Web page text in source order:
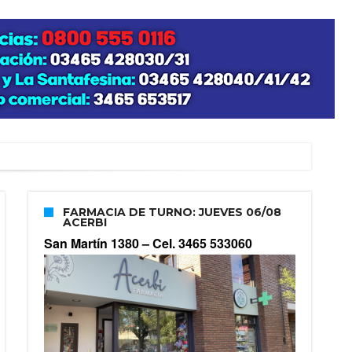
FARMACIA DE TURNO: JUEVES 06/08
ACERBI
San Martín 1380 –Cel. 3465 533060